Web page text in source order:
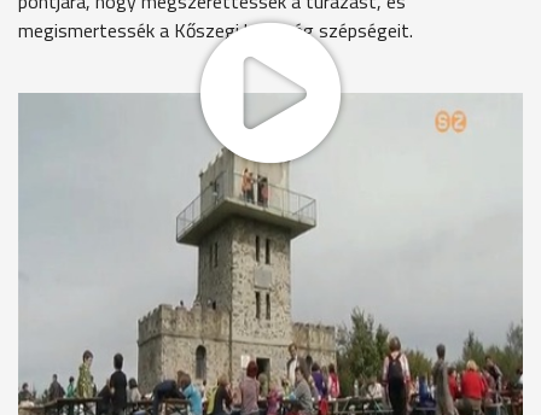
megismertessék a Kőszegi hegység szépségeit.
A Kőszegi Tornyosok zenével várták az Írottkőre a szélrózsa
minden irányából érkező túrázókat vasárnap.
Rendszeresen túrázunk, olyanannyira, hogy elhatároztuk, az
országos KÉK Túra útvonalát is végigjárjuk. Miután
kezdőpont az Írottkő, ezért ma itt fogjuk az első pecsétet a
füzetünkben elhelyezni.
A városból ingyenes buszjárat közlekedett a hegyre, de az
utolsó 2 km-t mindenkinek gyalog kellett megtenni.